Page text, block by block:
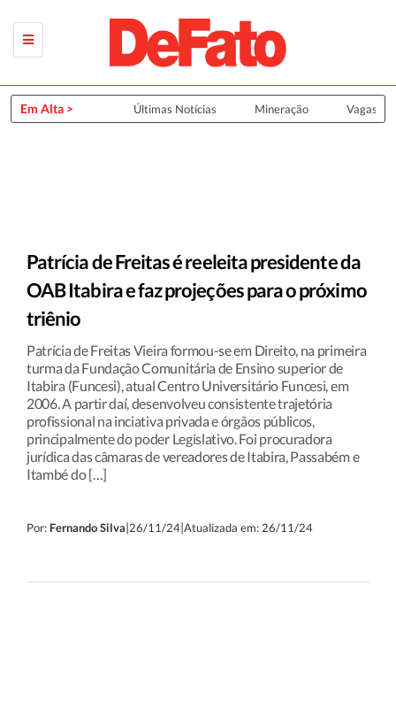
Em Alta > Últimas Notícias Mineração Vagas
Patrícia de Freitas é reeleita presidente da
OAB Itabira e faz projeções para o próximo
triênio
Patrícia de Freitas Vieira formou-se em Direito, na primeira
turma da Fundação Comunitária de Ensino superior de
Itabira (Funcesi), atual Centro Universitário Funcesi, em
2006. A partir daí, desenvolveu consistente trajetória
profissional na inciativa privada e órgãos públicos,
principalmente do poder Legislativo. Foi procuradora
jurídica das câmaras de vereadores de Itabira, Passabém e
Itambé do […]
Por: Fernando Silva|26/11/24|Atualizada em: 26/11/24